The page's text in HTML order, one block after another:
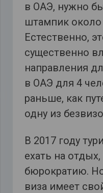
в ОАЭ, нужно
штампик около
Естественно,
существенно
направления
в ОАЭ для 4
раньше, как
одну из
В 2017 году
ехать на
бюрократию.
виза имеет